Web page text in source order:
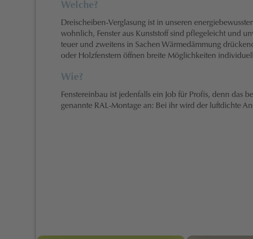
Welche?
Dreischeiben-Verglasung ist in unseren
wohnlich, Fenster aus Kunststoff sind pflegeleicht und
teuer und zweitens in Sachen Wärmedämmung
oder Holzfenstern öffnen breite Möglichkeiten
Wie?
Fenstereinbau ist jedenfalls ein Job für Profis, denn das
genannte RAL-Montage an: Bei ihr wird der luftdichte